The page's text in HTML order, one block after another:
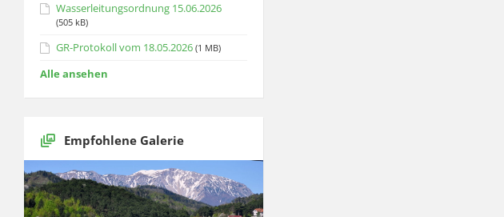
Wasserleitungsordnung 15.06.2026
(505 kB)
GR-Protokoll vom 18.05.2026 (1 MB)
Alle ansehen
Empfohlene Galerie